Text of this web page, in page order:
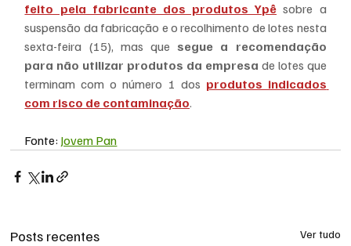
feito pela fabricante dos produtos Ypê sobre a
suspensão da fabricação e o recolhimento de lotes nesta
sexta-feira (15), mas que segue a recomendação
para não utilizar produtos da empresa de lotes que
terminam com o número 1 dos produtos indicados
com risco de contaminação.
Fonte: Jovem Pan
Posts recentes Ver tudo